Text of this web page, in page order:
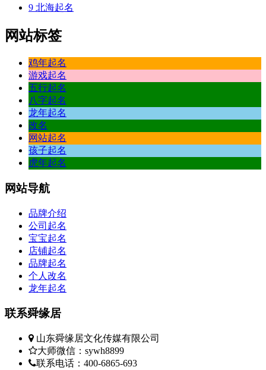
9 北海起名
网站标签
鸡年起名
游戏起名
五行起名
八字起名
龙年起名
改名
网站起名
孩子起名
虎年起名
网站导航
品牌介绍
公司起名
宝宝起名
店铺起名
品牌起名
个人改名
龙年起名
联系舜缘居
山东舜缘居文化传媒有限公司
大师微信：sywh8899
联系电话：400-6865-693